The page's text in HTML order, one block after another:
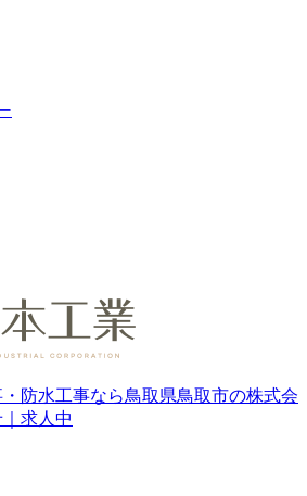
防水工事なら鳥取県鳥取市の株式会
求人中